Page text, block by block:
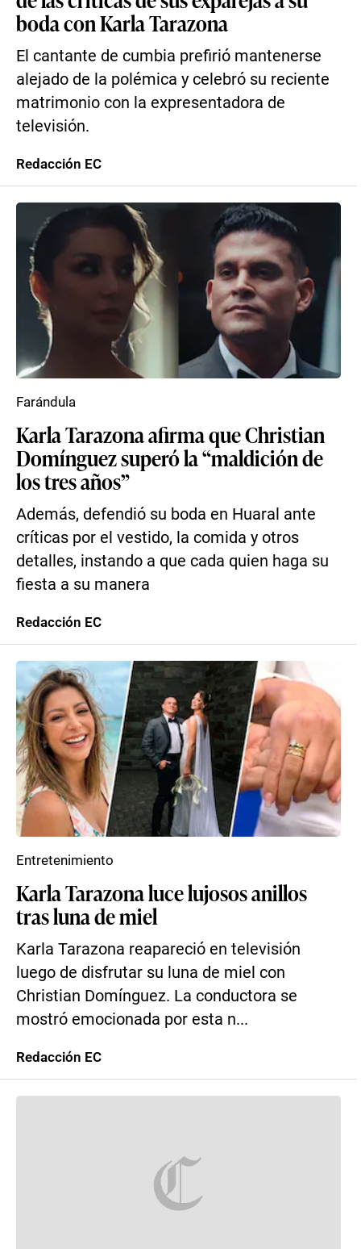
boda con Karla Tarazona
El cantante de cumbia prefirió mantenerse
alejado de la polémica y celebró su reciente
matrimonio con la expresentadora de
televisión.
Redacción EC
Karla Tarazona afirma que Christian
Domínguez superó la “maldición de
los tres años”
Además, defendió su boda en Huaral ante
críticas por el vestido, la comida y otros
detalles, instando a que cada quien haga su
fiesta a su manera
Farándula
Redacción EC
Karla Tarazona luce lujosos anillos
tras luna de miel
Karla Tarazona reapareció en televisión
luego de disfrutar su luna de miel con
Christian Domínguez. La conductora se
mostró emocionada por esta n...
Entretenimiento
Redacción EC